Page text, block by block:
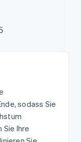
sodass Sie
Ihre